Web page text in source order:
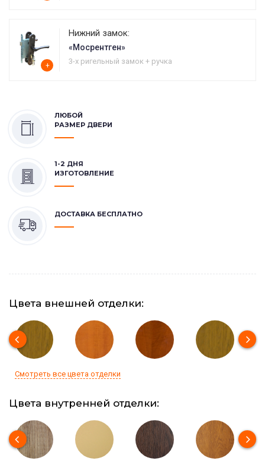
+
Нижний замок:
«Мосрентген»
3-х ригельный замок + ручка
ЛЮБОЙ
РАЗМЕР ДВЕРИ
1-2 ДНЯ
ИЗГОТОВЛЕНИЕ
ДОСТАВКА БЕСПЛАТНО
Цвета внешней отделки:
Смотреть все цвета отделки
Цвета внутренней отделки: